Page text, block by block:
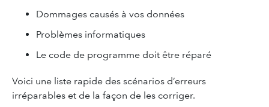
Dommages causés à vos données
Problèmes informatiques
Le code de programme doit être réparé
Voici une liste rapide des scénarios d’erreurs
irréparables et de la façon de les corriger.